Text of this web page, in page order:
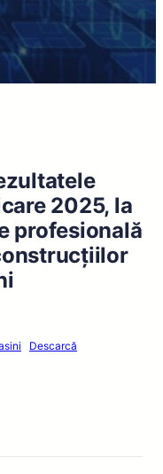
2025, la
profesională
Descarcă